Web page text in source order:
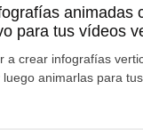
animadas
para tus vídeos
a crear infografías
animarlas para